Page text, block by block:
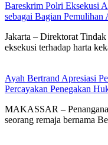
Bareskrim Polri Eksekusi
sebagai Bagian Pemulihan
Jakarta – Direktorat
eksekusi terhadap harta
Ayah Bertrand Apresiasi
Percayakan Penegakan
MAKASSAR –
seorang remaja bernama